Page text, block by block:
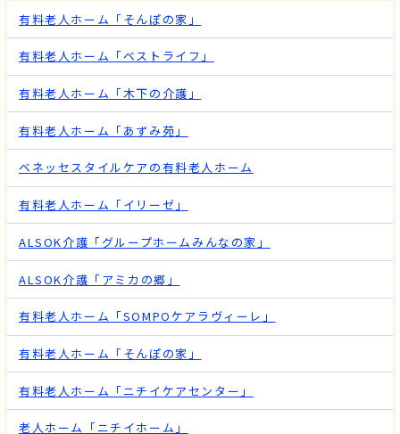
有料老人ホーム「そんぽの家」
有料老人ホーム「ベストライフ」
有料老人ホーム「木下の介護」
有料老人ホーム「あずみ苑」
ベネッセスタイルケアの有料老人ホーム
有料老人ホーム「イリーゼ」
ALSOK介護「グループホームみんなの家」
ALSOK介護「アミカの郷」
有料老人ホーム「SOMPOケアラヴィーレ」
有料老人ホーム「そんぽの家」
有料老人ホーム「ニチイケアセンター」
老人ホーム「ニチイホーム」